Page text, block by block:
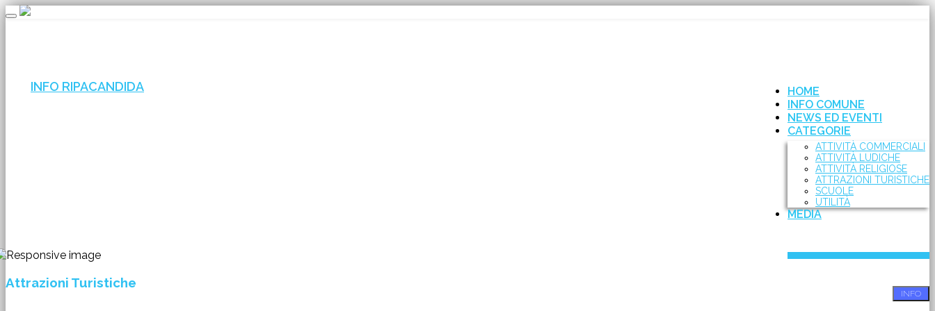
Toggle
INFO RIPACANDIDA
HOME
INFO COMUNE
NEWS ED EVENTI
CATEGORIE
ATTIVITÀ COMMERCIALI
ATTIVITÀ LUDICHE
ATTIVITÀ RELIGIOSE
ATTRAZIONI TURISTICHE
SCUOLE
UTILITÀ
MEDIA
INFO
Attrazioni Turistiche